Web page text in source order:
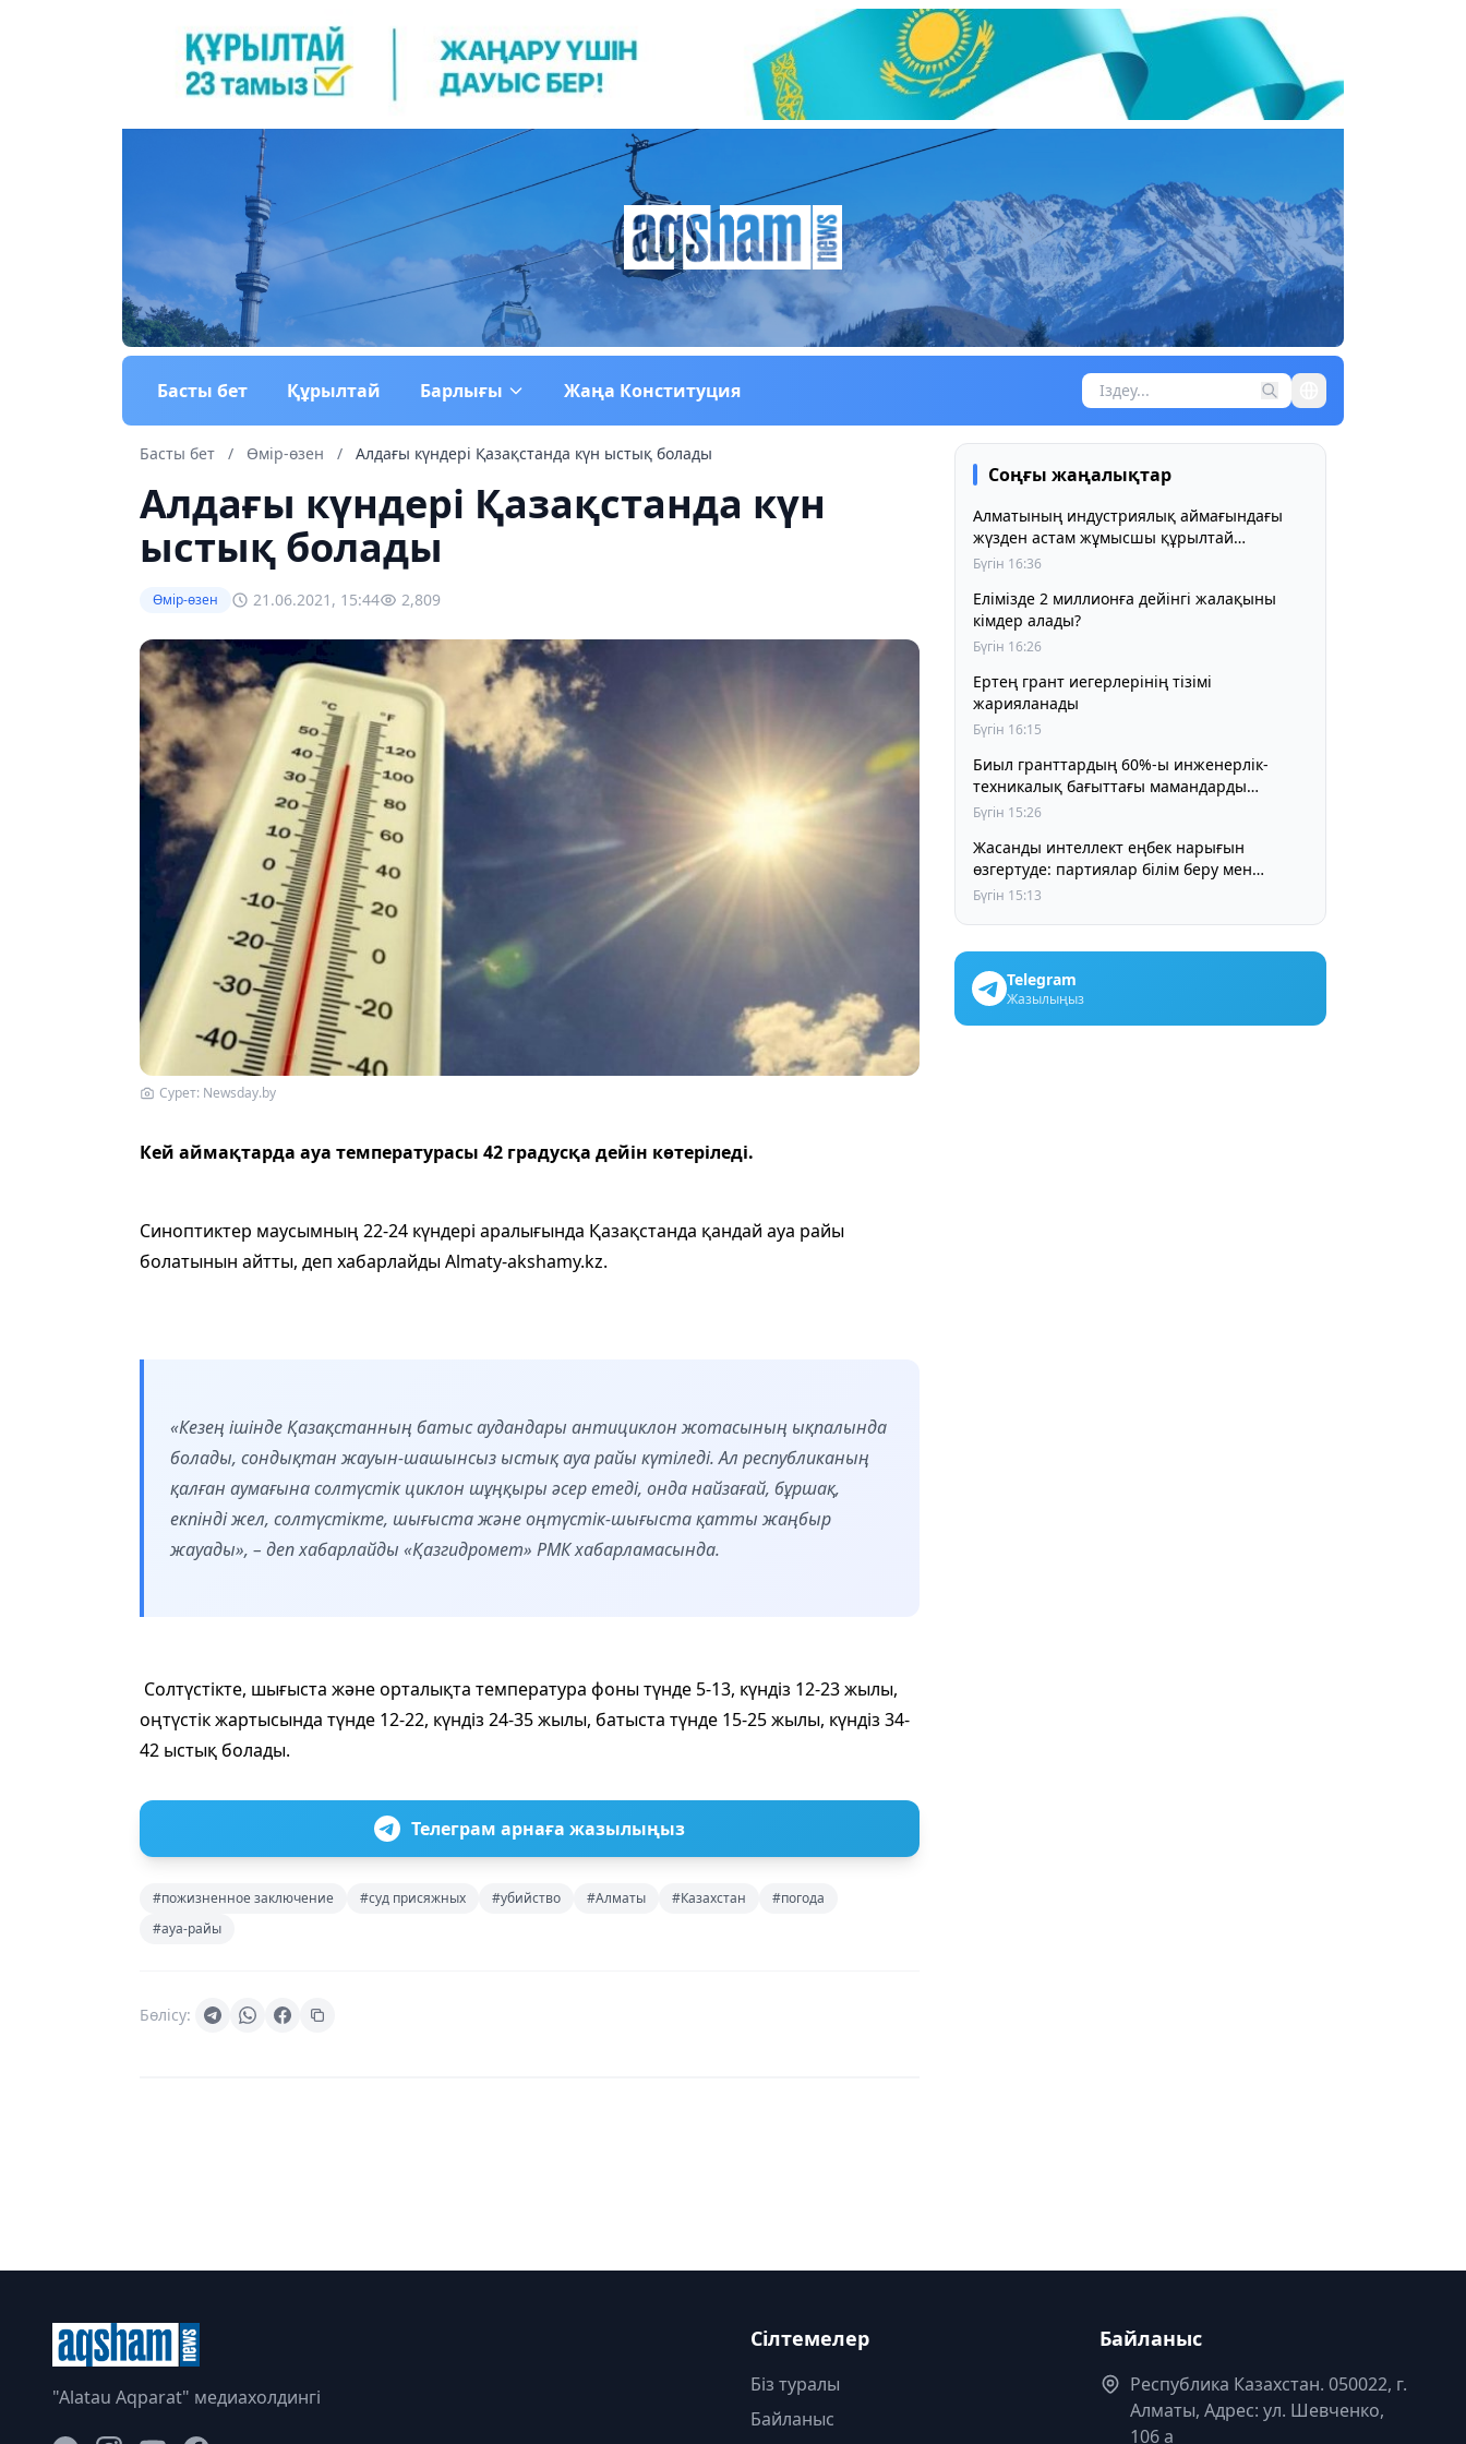
Басты бет Құрылтай Барлығы Жаңа Конституция
Басты бет / Өмір-өзен / Алдағы күндері Қазақстанда күн ыстық болады
Алдағы күндері Қазақстанда күн
ыстық болады
Өмір-өзен 21.06.2021, 15:44 2,809
Сурет: Newsday.by
Кей аймақтарда ауа температурасы 42 градусқа дейін көтеріледі.
Синоптиктер маусымның 22-24 күндері аралығында Қазақстанда қандай ауа райы
болатынын айтты, деп хабарлайды Almaty-akshamy.kz.
«Кезең ішінде Қазақстанның батыс аудандары антициклон жотасының ықпалында
болады, сондықтан жауын-шашынсыз ыстық ауа райы күтіледі. Ал республиканың
қалған аумағына солтүстік циклон шұңқыры әсер етеді, онда найзағай, бұршақ,
екпінді жел, солтүстікте, шығыста және оңтүстік-шығыста қатты жаңбыр
жауады», – деп хабарлайды «Қазгидромет» РМК хабарламасында.
Солтүстікте, шығыста және орталықта температура фоны түнде 5-13, күндіз 12-23 жылы,
оңтүстік жартысында түнде 12-22, күндіз 24-35 жылы, батыста түнде 15-25 жылы, күндіз 34-
42 ыстық болады.
Телеграм арнаға жазылыңыз
#пожизненное заключение #суд присяжных #убийство #Алматы #Казахстан
#погода
#ауа-райы
Бөлісу:
Соңғы жаңалықтар
Алматының индустриялық аймағындағы
жүзден астам жұмысшы құрылтай
мүшелерін сайлауға қатысуға дайын
Бүгін 16:36
Елімізде 2 миллионға дейінгі жалақыны
кімдер алады?
Бүгін 16:26
Ертең грант иегерлерінің тізімі
жарияланады
Бүгін 16:15
Биыл гранттардың 60%-ы инженерлік-
техникалық бағыттағы мамандарды
даярлауға беріледі
Бүгін 15:26
Жасанды интеллект еңбек нарығын
өзгертуде: партиялар білім беру мен
болашақ мамандықтарды талқылады
Бүгін 15:13
Telegram
Жазылыңыз
"Alatau Aqparat" медиахолдингі
Сілтемелер
Біз туралы
Байланыс
Байланыс
Республика Казахстан. 050022, г.
Алматы, Адрес: ул. Шевченко,
106 а